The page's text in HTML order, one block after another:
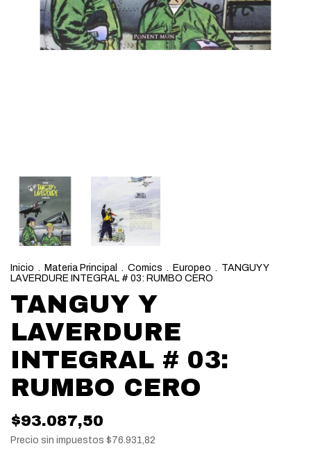
Inicio . Materia Principal . Comics . Europeo . TANGUY Y
LAVERDURE INTEGRAL # 03: RUMBO CERO
TANGUY Y
LAVERDURE
INTEGRAL # 03:
RUMBO CERO
$93.087,50
Precio sin impuestos $76.931,82